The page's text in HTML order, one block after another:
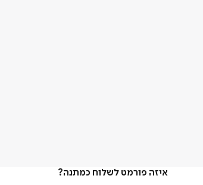
איזה פורמט לשלוח כמתנה?